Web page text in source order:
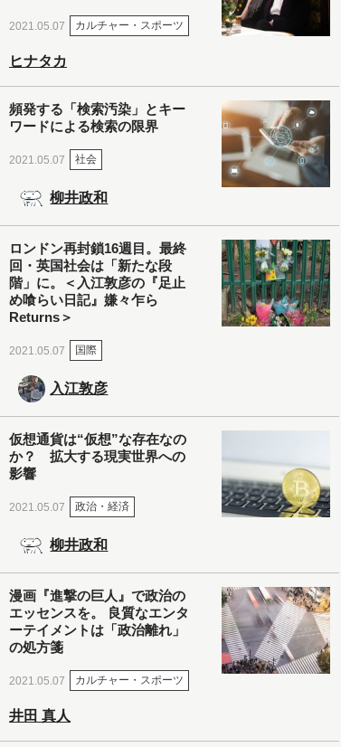
2021.05.07 カルチャー・スポーツ
ヒナタカ
頻発する「検索汚染」とキー
ワードによる検索の限界
2021.05.07 社会
柳井政和
ロンドン再封鎖16週目。最終
回・英国社会は「新たな段
階」に。＜入江敦彦の『足止
め喰らい日記』嫌々乍ら
Returns＞
2021.05.07 国際
入江敦彦
仮想通貨は“仮想”な存在なの
か？ 拡大する現実世界への
影響
2021.05.07 政治・経済
柳井政和
漫画『進撃の巨人』で政治の
エッセンスを。 良質なエンタ
ーテイメントは「政治離れ」
の処方箋
2021.05.07 カルチャー・スポーツ
井田 真人